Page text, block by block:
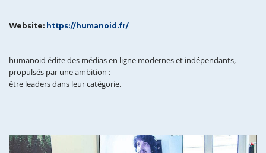
Website: https://humanoid.fr/
humanoid édite des médias en ligne modernes et indépendants,
propulsés par une ambition :
être leaders dans leur catégorie.